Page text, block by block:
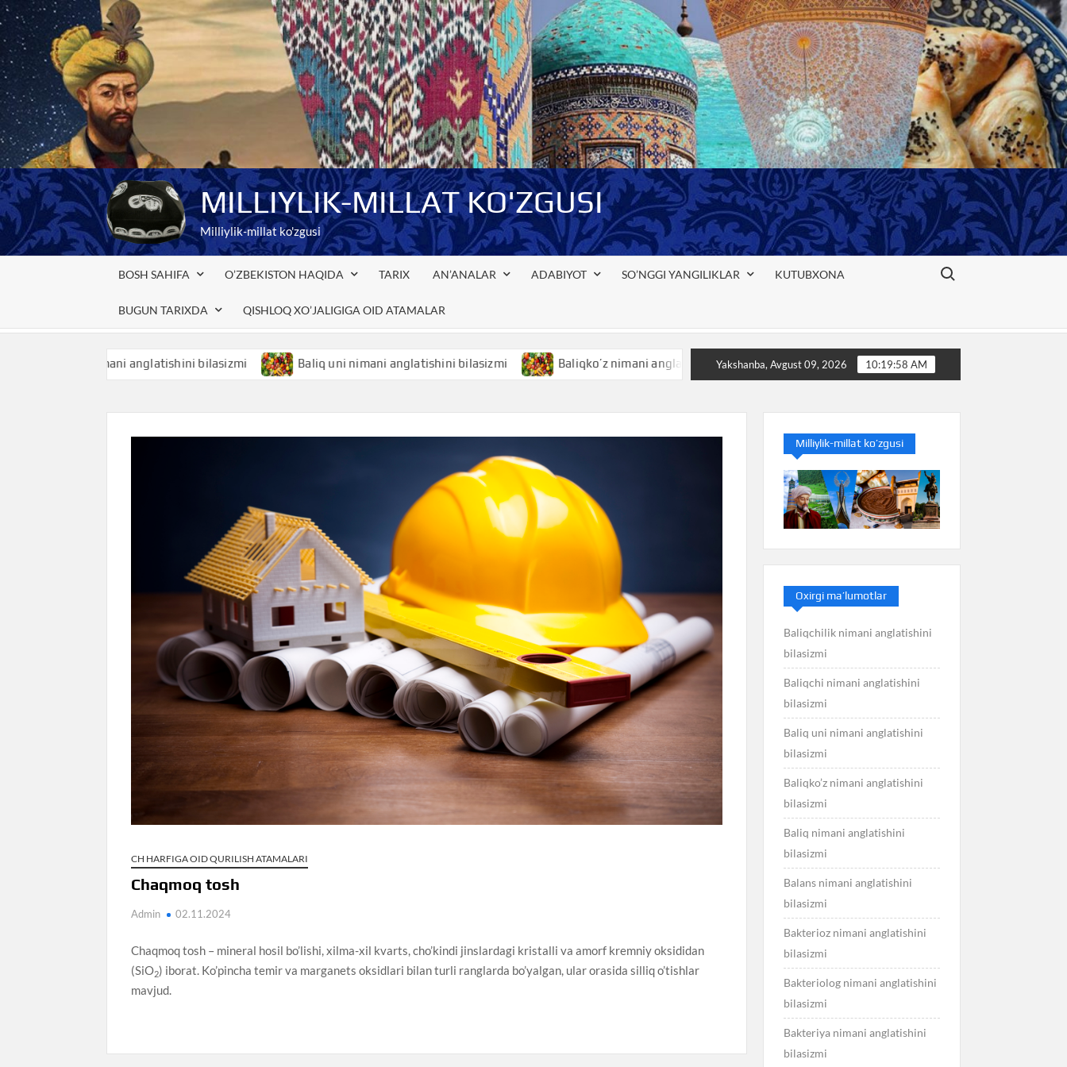
Skip
to
content
MILLIYLIK-MILLAT KO'ZGUSI
Milliylik-millat ko'zgusi
BOSH SAHIFA O’ZBEKISTON HAQIDA TARIX AN’ANALAR ADABIYOT SO’NGGI YANGILIKLAR KUTUBXONA
BUGUN TARIXDA QISHLOQ XO’JALIGIGA OID ATAMALAR
Search for:
nimani anglatishini bilasizmi Baliq uni nimani anglatishini bilasizmi Baliqko’z nimani anglatishini bilasizmi Baliq nimani anglatishini bilasizmi
Yakshanba, Avgust 09, 2026 10:19:59 AM
CH HARFIGA OID QURILISH ATAMALARI
Chaqmoq tosh
Admin 02.11.2024
Chaqmoq tosh – mineral hosil bo’lishi, xilma-xil kvarts, cho’kindi jinslardagi kristalli va amorf kremniy oksididan
(SiO2) iborat. Ko’pincha temir va marganets oksidlari bilan turli ranglarda bo’yalgan, ular orasida silliq o’tishlar
mavjud.
Milliylik-millat ko’zgusi
Oxirgi ma’lumotlar
Baliqchilik nimani anglatishini
bilasizmi
Baliqchi nimani anglatishini
bilasizmi
Baliq uni nimani anglatishini
bilasizmi
Baliqko’z nimani anglatishini
bilasizmi
Baliq nimani anglatishini
bilasizmi
Balans nimani anglatishini
bilasizmi
Bakterioz nimani anglatishini
bilasizmi
Bakteriolog nimani anglatishini
bilasizmi
Bakteriya nimani anglatishini
bilasizmi